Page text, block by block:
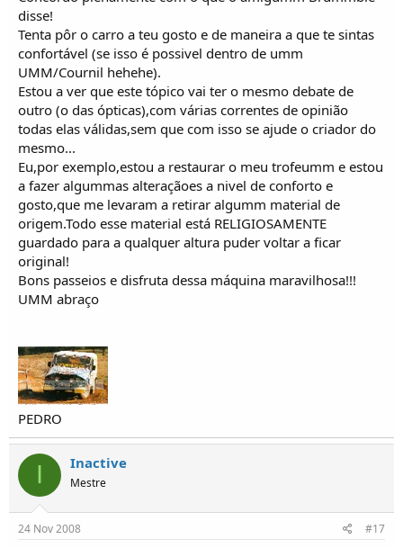
disse!
Tenta pôr o carro a teu gosto e de maneira a que te sintas
confortável (se isso é possivel dentro de umm
UMM/Cournil hehehe).
Estou a ver que este tópico vai ter o mesmo debate de
outro (o das ópticas),com várias correntes de opinião
todas elas válidas,sem que com isso se ajude o criador do
mesmo...
Eu,por exemplo,estou a restaurar o meu trofeumm e estou
a fazer algummas alteraçãoes a nivel de conforto e
gosto,que me levaram a retirar algumm material de
origem.Todo esse material está RELIGIOSAMENTE
guardado para a qualquer altura puder voltar a ficar
original!
Bons passeios e disfruta dessa máquina maravilhosa!!!
UMM abraço
PEDRO
I Inactive
Mestre
24 Nov 2008 #17